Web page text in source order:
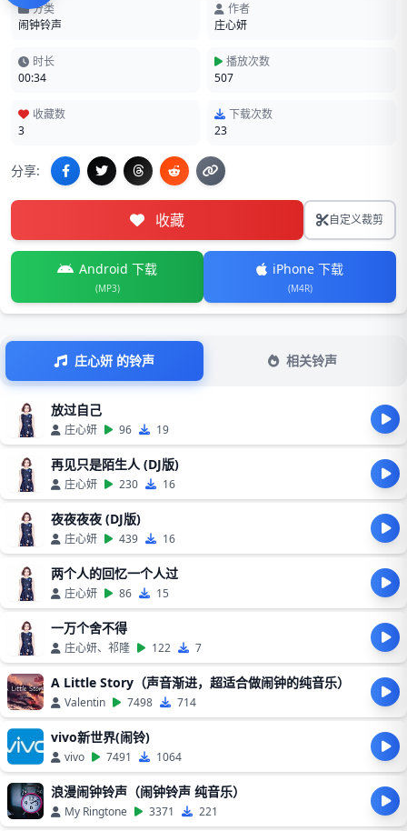
分类
闹钟铃声
作者
庄心妍
时长
00:34
播放次数
507
收藏数
3
下载次数
23
分享:
收藏 自定义裁剪
Android 下载
(MP3)
iPhone 下载
(M4R)
庄心妍 的铃声 相关铃声
放过自己
庄心妍 96 19
再见只是陌生人 (DJ版)
庄心妍 230 16
夜夜夜夜 (DJ版)
庄心妍 439 16
两个人的回忆一个人过
庄心妍 86 15
一万个舍不得
庄心妍、祁隆 122 7
A Little Story（声音渐进，超适合做闹钟的纯音乐）
Valentin 7498 714
vivo新世界(闹铃)
vivo 7491 1064
浪漫闹钟铃声（闹钟铃声 纯音乐）
My Ringtone 3371 221